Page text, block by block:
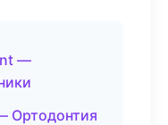
—
Ортодонтия